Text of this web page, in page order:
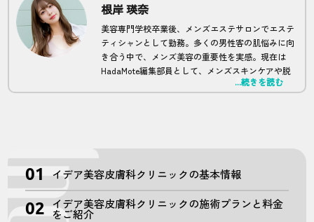
根岸 瑛奈
美容専門学校卒業後、メンズエステサロンでエステ
ティシャンとして勤務。多くの男性客の肌悩みに向
き合う中で、メンズ美容の重要性を実感。現在は
HadaMote編集部員として、メンズスキンケアや脱
毛に関する記事を中心に執筆。現場での経験を活か
...続きを読む
イデア美容皮膚科クリニックの基本情報
イデア美容皮膚科クリニックの施術プランと料金
をご紹介